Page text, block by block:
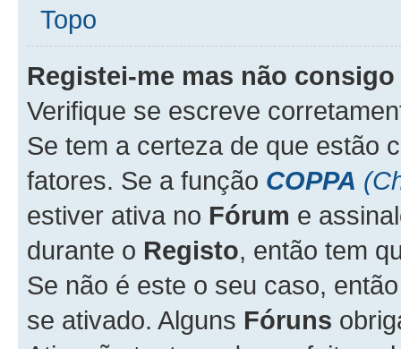
Topo
Registei-me mas não
Verifique se escreve
Se tem a certeza de que estão
fatores. Se a função COPPA
estiver ativa no Fórum e
durante o Registo, então tem
Se não é este o seu caso,
se ativado. Alguns Fóruns